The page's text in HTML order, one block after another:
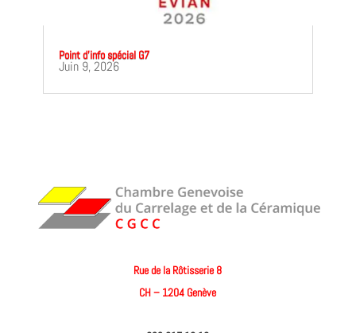
Point d’info spécial G7
Juin 9, 2026
Rue de la Rôtisserie 8
CH – 1204 Genève